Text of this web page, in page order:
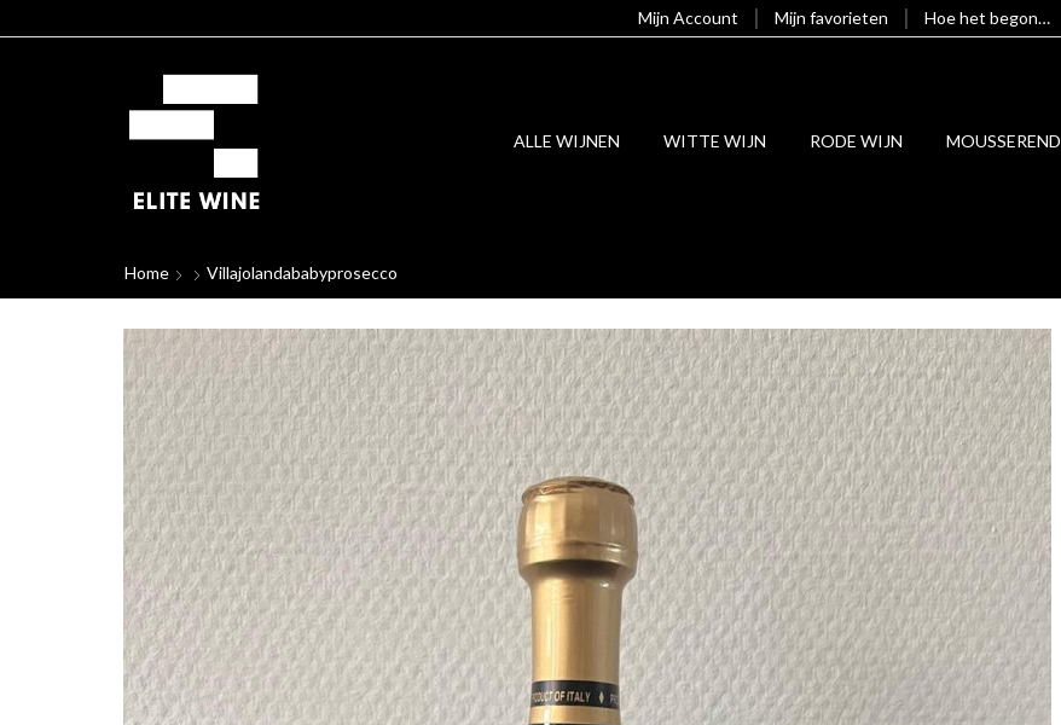
Mijn Account Mijn favorieten Hoe het begon…
ALLE WIJNEN WITTE WIJN RODE WIJN MOUSSEREND
Home Villajolandababyprosecco